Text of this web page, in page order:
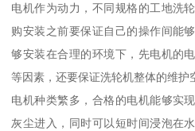
电机作为动力，不同规格的工地洗
购安装之前要保证自己的操作间能
够安装在合理的环境下，先电机的
等因素，还要保证洗轮机整体的维护
电机种类繁多，合格的电机能够实
灰尘进入，同时可以短时间浸泡在